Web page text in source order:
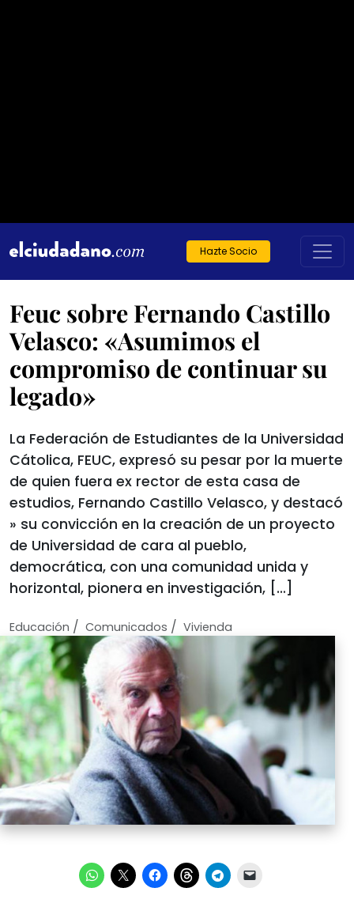
Hazte Socio
Feuc sobre Fernando Castillo
Velasco: «Asumimos el
compromiso de continuar su
legado»
La Federación de Estudiantes de la Universidad
Cátolica, FEUC, expresó su pesar por la muerte
de quien fuera ex rector de esta casa de
estudios, Fernando Castillo Velasco, y destacó
» su convicción en la creación de un proyecto
de Universidad de cara al pueblo,
democrática, con una comunidad unida y
horizontal, pionera en investigación, […]
Educación / Comunicados / Vivienda